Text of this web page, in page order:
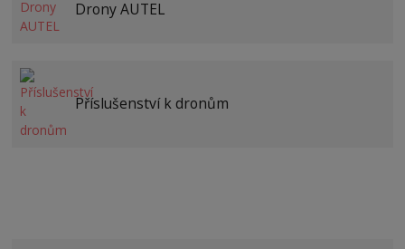
Drony AUTEL
Příslušenství k dronům